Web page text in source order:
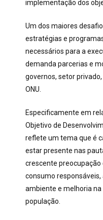
implementação dos
Um dos maiores
estratégias e
necessários para a
demanda parcerias e
governos, setor
ONU.
Especificamente em
Objetivo de
reflete um tema que é
estar presente nas
crescente preocupação
consumo
ambiente e melhoria na
população.